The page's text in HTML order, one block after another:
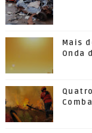
Mais
Onda